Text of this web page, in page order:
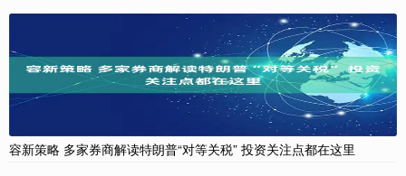
容新策略 多家券商解读特朗普“对等关税” 投资关注点都在这里